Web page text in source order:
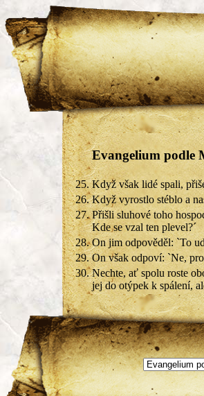
Evangelium podle
25. Když však lidé spali,
26. Když vyrostlo stéblo a
27. Přišli sluhové toho
Kde se vzal ten plevel?´
28. On jim odpověděl: `To
29. On však odpoví: `Ne,
30. Nechte, ať spolu roste
jej do otýpek k spálení,